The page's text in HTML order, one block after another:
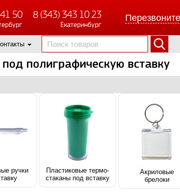
50 8 (343) 343 10 23
Екатеринбург
полиграфическую вставку
ручки
Пластиковые термо-
стаканы под вставку
Акриловые
брелоки